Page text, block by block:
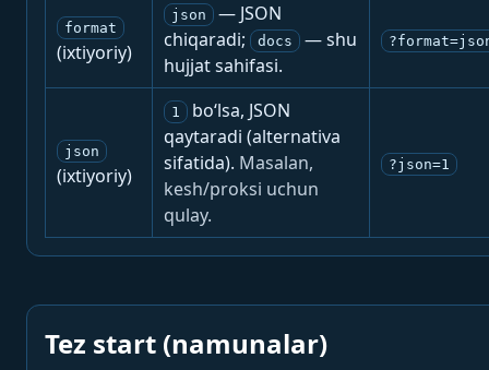
format
(ixtiyoriy)
json
— JSON
chiqaradi;
docs
— shu
hujjat sahifasi.
json
(ixtiyoriy)
1
bo‘lsa, JSON
qaytaradi (alternativa
sifatida). Masalan,
kesh/proksi uchun
qulay.
?json=1
Tez start (namunalar)